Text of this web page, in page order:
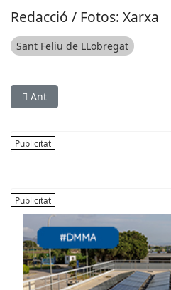
Redacció / Fotos: Xarxa
Sant Feliu de LLobregat
Article anterior: El Baix
Ant